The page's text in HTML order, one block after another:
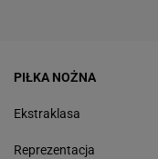
PIŁKA NOŻNA
Ekstraklasa
Reprezentacja